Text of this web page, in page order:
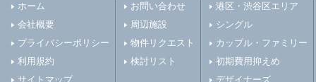
ホーム
会社概要
プライバシーポリシー
利用規約
サイトマップ
お問い合わせ
周辺施設
物件リクエスト
検討リスト
港区・渋谷区エリア
シングル
カップル・ファミリー
初期費用抑えめ
デザイナーズ